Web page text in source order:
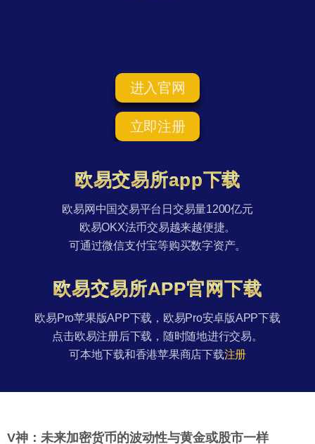
进入官网
立即注册
欧易交易所app下载
欧易网中国交易平台日交易量1200亿元
欧易OKX法币交易越来越便捷。
可通过微信支付宝等购买数字资产。
欧易交易所APP官网下载
欧易Pro苹果版APP下载，欧易Pro安卓版APP下载
点击欧易注册后下载，随时随地进行交易。
可本地下载和香港苹果商店下载注册
V神：未来加密货币的波动性与黄金或股市一样